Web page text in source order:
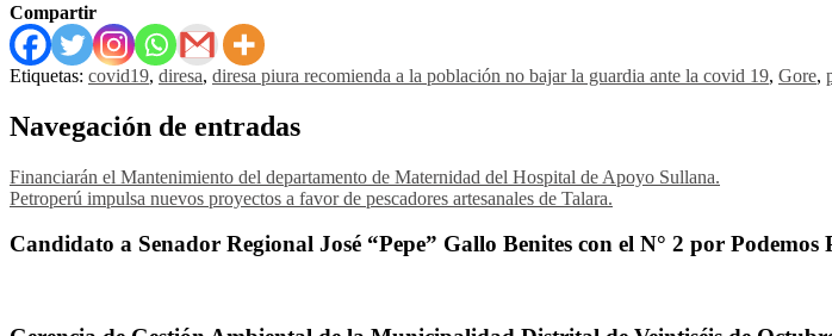
Compartir
Etiquetas: covid19, diresa, diresa piura recomienda a la población no bajar la guardia ante la covid 19, Gore,
Navegación de entradas
Financiarán el Mantenimiento del departamento de Maternidad del Hospital de Apoyo Sullana.
Petroperú impulsa nuevos proyectos a favor de pescadores artesanales de Talara.
Candidato a Senador Regional José “Pepe” Gallo Benites con el N° 2 por Podemos